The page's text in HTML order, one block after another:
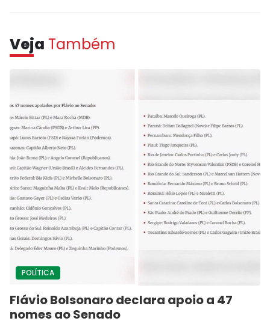
Veja Também
POLÍTICA
Flávio Bolsonaro declara apoio a 47
nomes ao Senado